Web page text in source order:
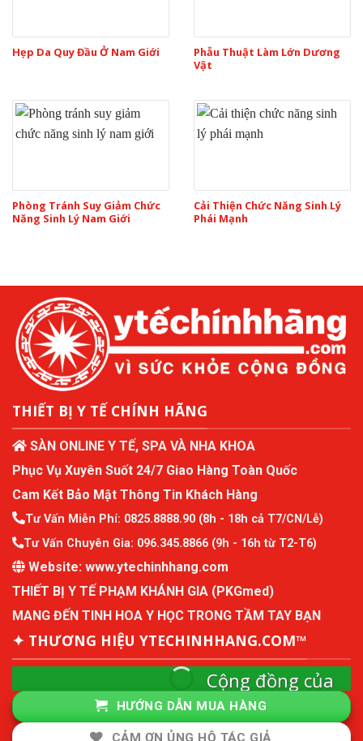
Hẹp Da Quy Đầu Ở Nam Giới
Phẫu Thuật Làm Lớn Dương
Vật
Phòng Tránh Suy Giảm Chức
Năng Sinh Lý Nam Giới
Cải Thiện Chức Năng Sinh Lý
Phái Mạnh
THIẾT BỊ Y TẾ CHÍNH HÃNG
SÀN ONLINE Y TẾ, SPA VÀ NHA KHOA
Phục Vụ Xuyên Suốt 24/7 Giao Hàng Toàn Quốc
Cam Kết Bảo Mật Thông Tin Khách Hàng
Tư Vấn Miễn Phí: 0825.8888.90 (8h - 18h cả T7/CN/Lễ)
Tư Vấn Chuyên Gia: 096.345.8866 (9h - 16h từ T2-T6)
Website: www.ytechinhhang.com
THIẾT BỊ Y TẾ PHẠM KHÁNH GIA (PKGmed)
MANG ĐẾN TINH HOA Y HỌC TRONG TẦM TAY BẠN
✦ THƯƠNG HIỆU YTECHINHHANG.COM™
Cộng đồng của
ytechinhhang
Cộng đồng mô hình kinh tế thành viên và quản
lý sức khỏe chủ động.
HƯỚNG DẪN MUA HÀNG
CẢM ƠN ỦNG HỘ TÁC GIẢ